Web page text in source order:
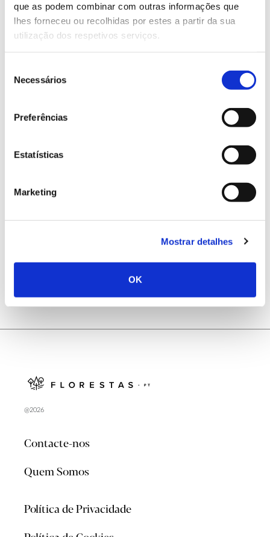
que as podem combinar com outras informações que
lhes forneceu ou recolhidas por estes a partir da sua
utilização dos respetivos serviços.
Necessários
Preferências
Estatísticas
Marketing
Mostrar detalhes
OK
Genoma do priolo e de outras espécies em risco:
conhecer para conservar
Registar galhas de Trichi em acácia-das-espigas:
25.06.2026
Natureza e florestas procuram jovens voluntários
@2026
Contacte-nos
Quem Somos
Política de Privacidade